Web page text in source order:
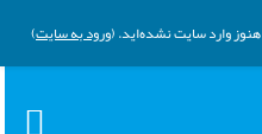
هنوز وارد سایت نشده‌اید. (ورود به سایت)